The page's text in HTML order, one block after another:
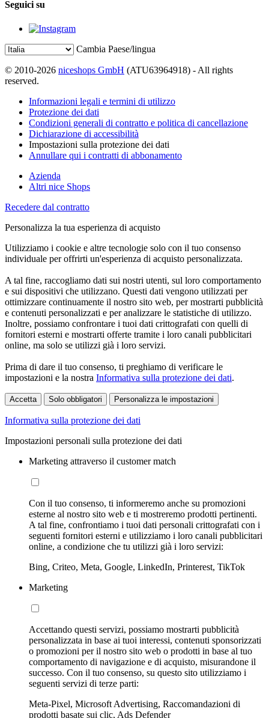
Seguici su
Cambia Paese/lingua
© 2010-2026 niceshops GmbH (ATU63964918) - All rights
reserved.
Informazioni legali e termini di utilizzo
Protezione dei dati
Condizioni generali di contratto e politica di cancellazione
Dichiarazione di accessibilità
Impostazioni sulla protezione dei dati
Annullare qui i contratti di abbonamento
Azienda
Altri nice Shops
Recedere dal contratto
Personalizza la tua esperienza di acquisto
Utilizziamo i cookie e altre tecnologie solo con il tuo consenso
individuale per offrirti un'esperienza di acquisto personalizzata.
A tal fine, raccogliamo dati sui nostri utenti, sul loro comportamento
e sui dispositivi che utilizzano. Questi dati vengono utilizzati per
ottimizzare continuamente il nostro sito web, per mostrarti pubblicità
e contenuti personalizzati e per analizzare le statistiche di utilizzo.
Inoltre, possiamo confrontare i tuoi dati crittografati con quelli di
fornitori esterni e mostrarti offerte tramite i loro canali pubblicitari
online, ma solo se utilizzi già i loro servizi.
Prima di dare il tuo consenso, ti preghiamo di verificare le
impostazioni e la nostra Informativa sulla protezione dei dati.
Accetta Solo obbligatori Personalizza le impostazioni
Informativa sulla protezione dei dati
Impostazioni personali sulla protezione dei dati
Marketing attraverso il customer match
Con il tuo consenso, ti informeremo anche su promozioni
esterne al nostro sito web e ti mostreremo prodotti pertinenti.
A tal fine, confrontiamo i tuoi dati personali crittografati con i
seguenti fornitori esterni e utilizziamo i loro canali pubblicitari
online, a condizione che tu utilizzi già i loro servizi:
Bing, Criteo, Meta, Google, LinkedIn, Printerest, TikTok
Marketing
Accettando questi servizi, possiamo mostrarti pubblicità
personalizzata in base ai tuoi interessi, contenuti sponsorizzati
o promozioni per il nostro sito web o prodotti in base al tuo
comportamento di navigazione e di acquisto, misurandone il
successo. Con il tuo consenso, su questo sito utilizziamo i
seguenti servizi di terze parti:
Meta-Pixel, Microsoft Advertising, Raccomandazioni di
prodotti basate sui clic, Ads Defender